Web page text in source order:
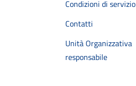
Condizioni di servizio
Contatti
Unità Organizzativa
responsabile